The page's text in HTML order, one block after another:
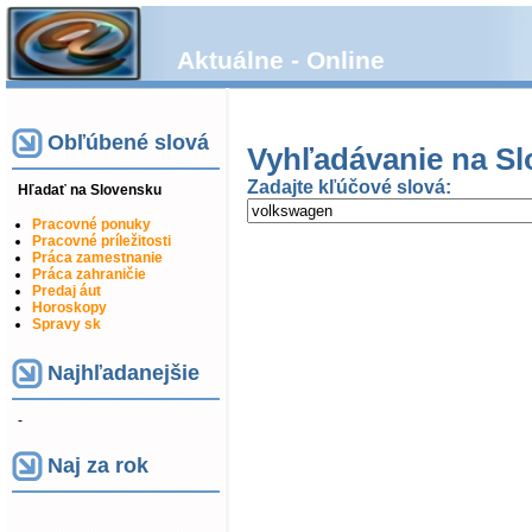
Aktuálne - Online
Obľúbené slová
Hľadať na Slovensku
Pracovné ponuky
Pracovné príležitosti
Práca zamestnanie
Práca zahraničie
Predaj áut
Horoskopy
Spravy sk
Najhľadanejšie
-
Naj za rok
Vyhľadávanie na
Zadajte kľúčové slová: